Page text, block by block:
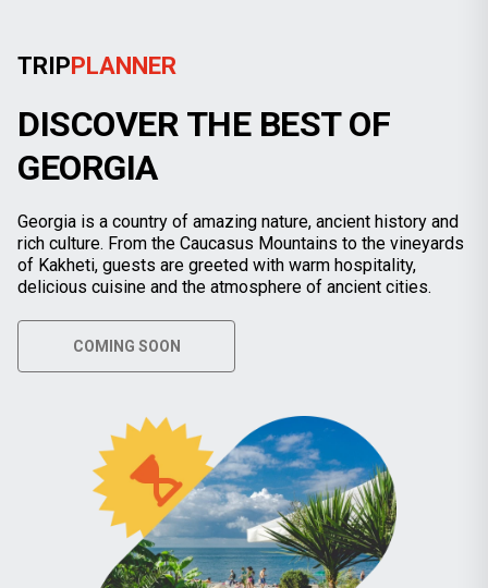
TRIPPLANNER
DISCOVER THE BEST OF
GEORGIA
Georgia is a country of amazing nature, ancient history and
rich culture. From the Caucasus Mountains to the vineyards
of Kakheti, guests are greeted with warm hospitality,
delicious cuisine and the atmosphere of ancient cities.
COMING SOON